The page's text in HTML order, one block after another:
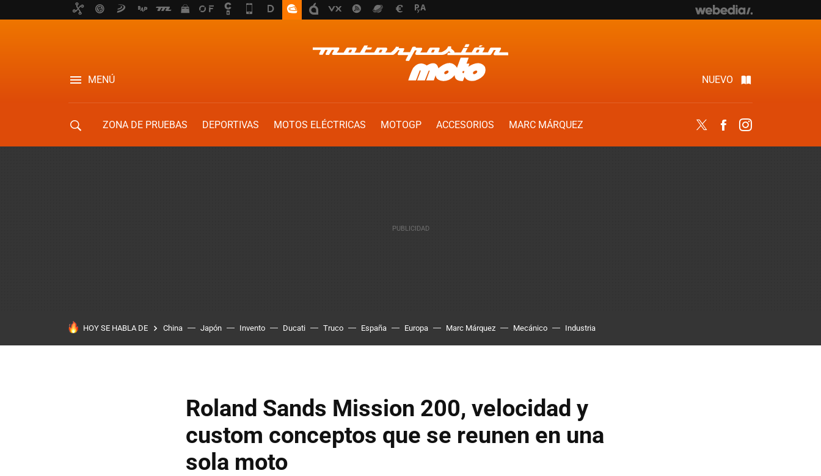
MENÚ NUEVO
ZONA DE PRUEBAS DEPORTIVAS MOTOS ELÉCTRICAS MOTOGP ACCESORIOS
MARC MÁRQUEZ
Twitter Facebook
HOY SE HABLA DE China Japón Invento Ducati Truco España Europa Marc Márquez Mecánico Industria
Roland Sands Mission 200, velocidad y
custom conceptos que se reunen en una
sola moto